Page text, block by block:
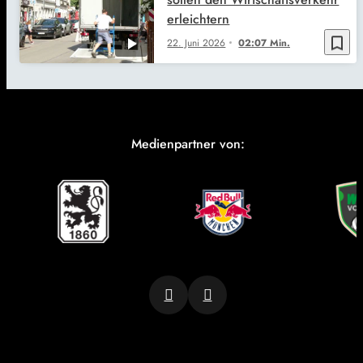
bookmark_border
22. Juni 2026 02:07 Min.
erleichtern
Medienpartner von: